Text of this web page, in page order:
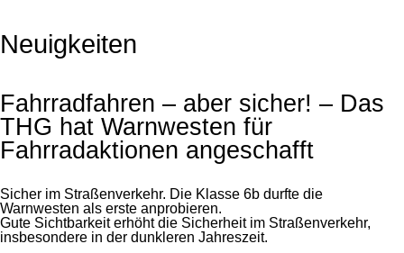
Neuigkeiten
Fahrradfahren – aber sicher! – Das
THG hat Warnwesten für
Fahrradaktionen angeschafft
Sicher im Straßenverkehr. Die Klasse 6b durfte die
Warnwesten als erste anprobieren.
Gute Sichtbarkeit erhöht die Sicherheit im Straßenverkehr,
insbesondere in der dunkleren Jahreszeit.